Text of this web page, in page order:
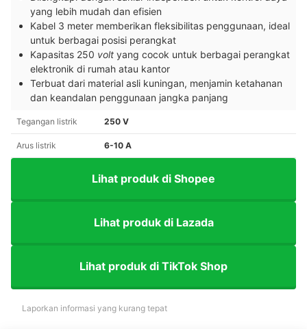
yang lebih mudah dan efisien
Kabel 3 meter memberikan fleksibilitas penggunaan, ideal
untuk berbagai posisi perangkat
Kapasitas 250 volt yang cocok untuk berbagai perangkat
elektronik di rumah atau kantor
Terbuat dari material asli kuningan, menjamin ketahanan
dan keandalan penggunaan jangka panjang
Tegangan listrik 250 V
Arus listrik 6-10 A
Lihat produk di Shopee
Lihat produk di Lazada
Lihat produk di TikTok Shop
Laporkan informasi yang kurang tepat